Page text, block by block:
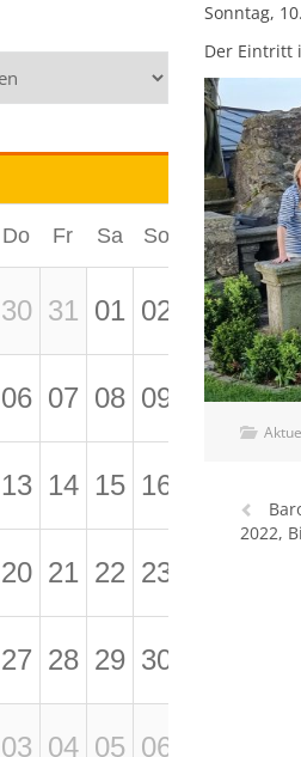
Do Fr Sa So
30 31 01 02
06 07 08 09
13 14 15 16
20 21 22 23
27 28 29 30
03 04 05 06
Sonntag,
Der Eintritt
2022,